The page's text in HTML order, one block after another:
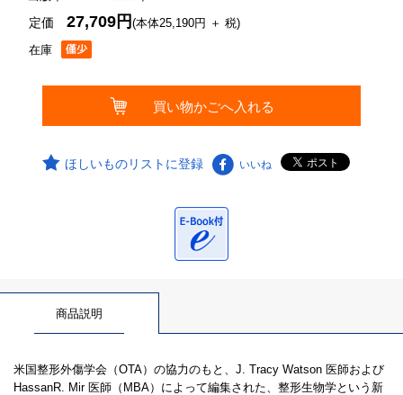
在庫
定価27,709円(本体25,190円 ＋ 税)
ほしいものリストに登録 いいね
商品説明
米国整形外傷学会（OTA）の協力のもと、J. Tracy Watson 医師および
HassanR. Mir 医師（MBA）によって編集された、整形生物学という新